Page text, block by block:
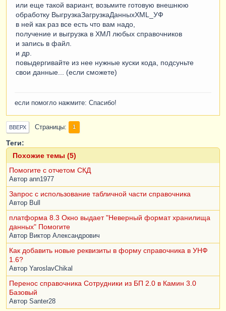
или еще такой вариант, возьмите готовую внешнюю
обработку ВыгрузкаЗагрузкаДанныхXML_УФ
в ней как раз все есть что вам надо,
получение и выгрузка в ХМЛ любых справочников
и запись в файл.
и др.
повыдергивайте из нее нужные куски кода, подсуньте
свои данные... (если сможете)
если помогло нажмите: Спасибо!
ВВЕРХ Страницы 1
Теги:
Похожие темы (5)
Помогите с отчетом СКД
Автор ann1977
Запрос с использование табличной части справочника
Автор Bull
платформа 8.3 Окно выдает "Неверный формат хранилища
данных" Помогите
Автор Виктор Александрович
Как добавить новые реквизиты в форму справочника в УНФ
1.6?
Автор YaroslavChikal
Перенос справочника Сотрудники из БП 2.0 в Камин 3.0
Базовый
Автор Santer28